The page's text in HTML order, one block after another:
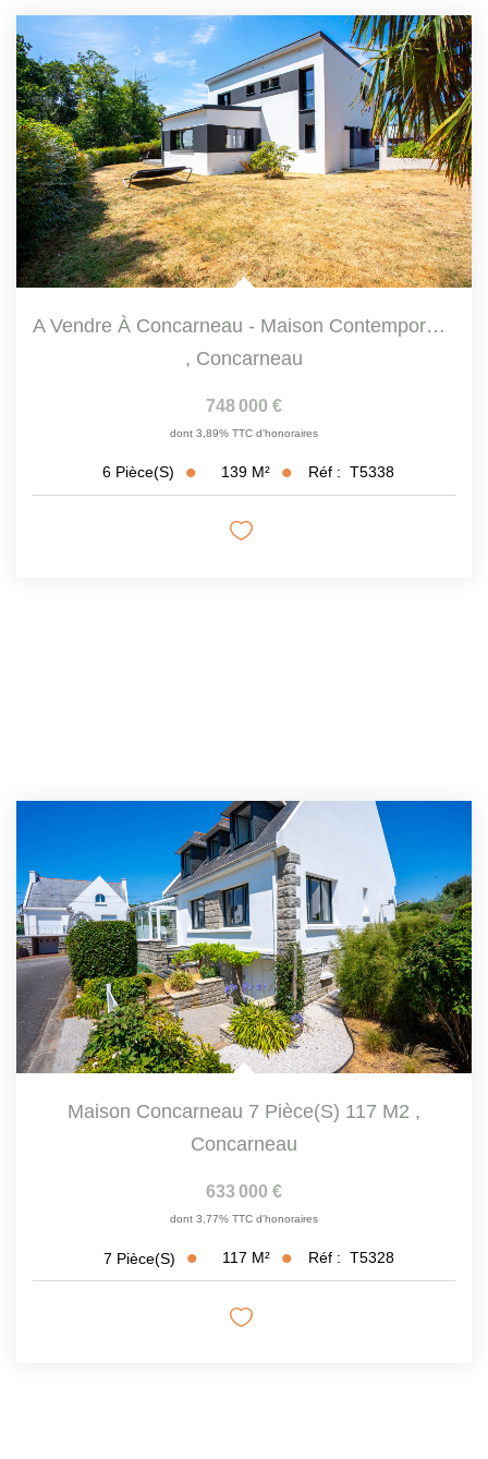
A Vendre À Concarneau - Maison Contemporaine Avec Vue Mer...
, Concarneau
748 000 €
dont 3,89% TTC d'honoraires
6 Pièce(s) 139 M² Réf : T5338
Maison Concarneau 7 Pièce(s) 117 M2 ,
Concarneau
633 000 €
dont 3,77% TTC d'honoraires
7 Pièce(s) 117 M² Réf : T5328